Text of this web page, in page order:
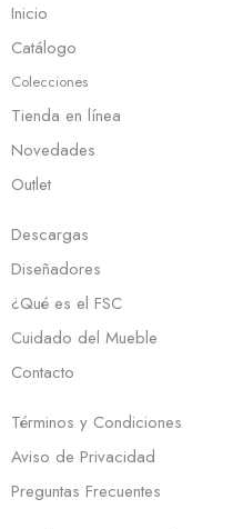
Inicio
Catálogo
Colecciones
Tienda en línea
Novedades
Outlet
Descargas
Diseñadores
¿Qué es el FSC
Cuidado del Mueble
Contacto
Términos y Condiciones
Aviso de Privacidad
Preguntas Frecuentes